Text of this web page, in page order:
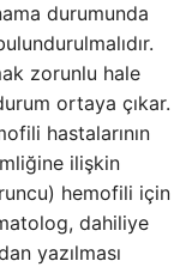
durumunda
zorunlu hale
ortaya çıkar.
hastalarının
ilişkin
hemofili için
dahiliye
yazılması